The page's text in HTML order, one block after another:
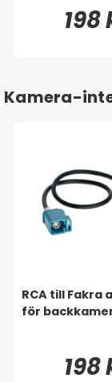
198
Kamera-
RCA till Fakra
för
198